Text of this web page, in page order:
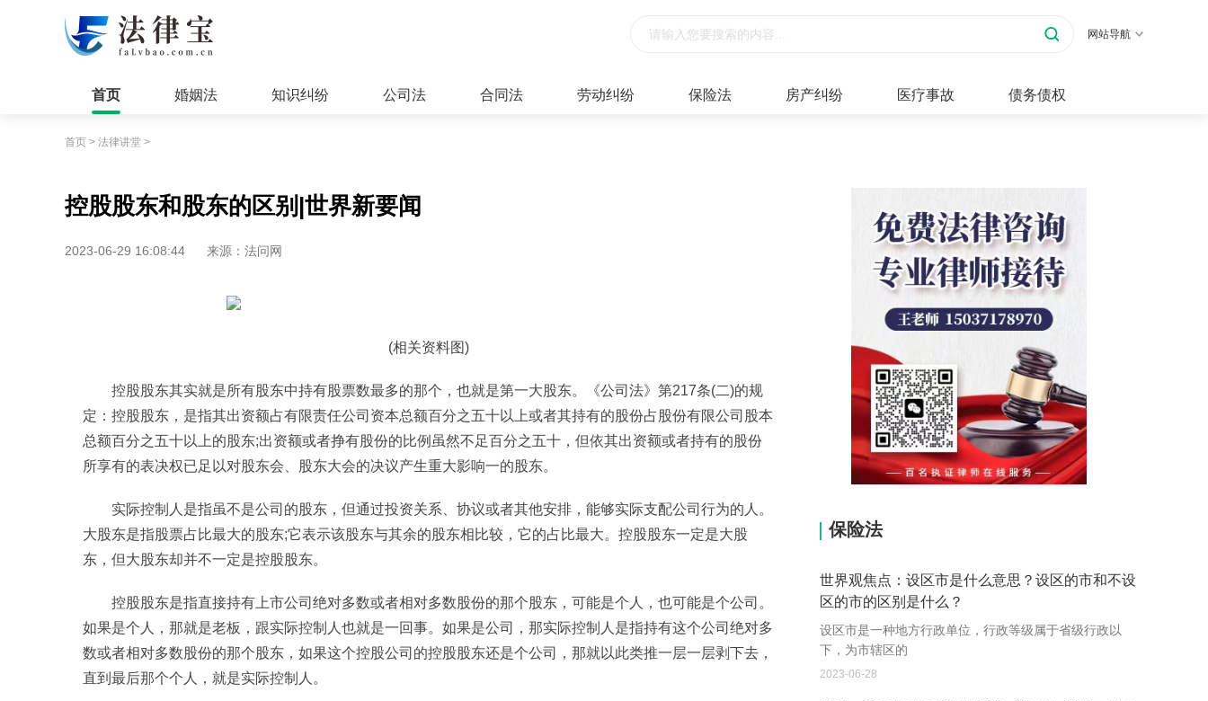
网站导航
首页 婚姻法 知识纠纷 公司法 合同法 劳动纠纷 保险法 房产纠纷 医疗事故 债务债权
首页 > 法律讲堂 >
控股股东和股东的区别|世界新要闻
2023-06-29 16:08:44 来源：法问网
(相关资料图)
控股股东其实就是所有股东中持有股票数最多的那个，也就是第一大股东。《公司法》第217条(二)的规
定：控股股东，是指其出资额占有限责任公司资本总额百分之五十以上或者其持有的股份占股份有限公司股本
总额百分之五十以上的股东;出资额或者挣有股份的比例虽然不足百分之五十，但依其出资额或者持有的股份
所享有的表决权已足以对股东会、股东大会的决议产生重大影响一的股东。
实际控制人是指虽不是公司的股东，但通过投资关系、协议或者其他安排，能够实际支配公司行为的人。
大股东是指股票占比最大的股东;它表示该股东与其余的股东相比较，它的占比最大。控股股东一定是大股
东，但大股东却并不一定是控股股东。
控股股东是指直接持有上市公司绝对多数或者相对多数股份的那个股东，可能是个人，也可能是个公司。
如果是个人，那就是老板，跟实际控制人也就是一回事。如果是公司，那实际控制人是指持有这个公司绝对多
数或者相对多数股份的那个股东，如果这个控股公司的控股股东还是个公司，那就以此类推一层一层剥下去，
直到最后那个个人，就是实际控制人。
保险法
世界观焦点：设区市是什么意思？设区的市和不设
区的市的区别是什么？
设区市是一种地方行政单位，行政等级属于省级行政以
下，为市辖区的
2023-06-28